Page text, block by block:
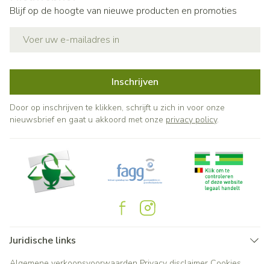
Blijf op de hoogte van nieuwe producten en promoties
Inschrijven
Door op inschrijven te klikken, schrijft u zich in voor onze
nieuwsbrief en gaat u akkoord met onze privacy policy.
Juridische links